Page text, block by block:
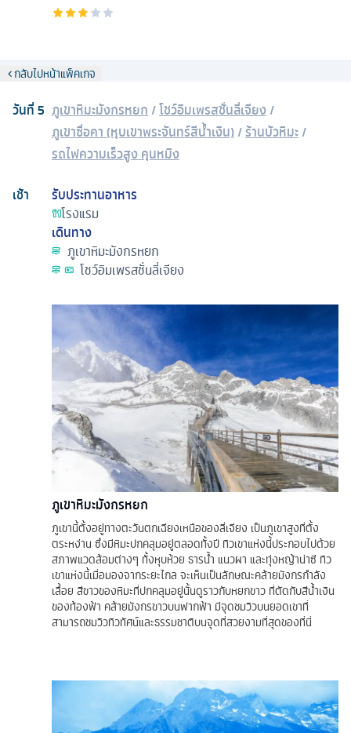
กลับไปหน้าแพ็คเกจ
วันที่5 ภูเขาหิมะมังกรหยก /โชว์อิมเพรสชั่นลี่เจียง/
ภูเขาซื่อคา (หุบเขาพระจันทร์สีน้ำเงิน)/ร้านบัวหิมะ/
รถไฟความเร็วสูง คุนหมิง
เช้า
รับประทานอาหาร
โรงแรม
เดินทาง
ภูเขาหิมะมังกรหยก
โชว์อิมเพรสชั่นลี่เจียง
ภูเขาหิมะมังกรหยก
ภูเขานี้ตั้งอยู่ทางตะวันตกเฉียงเหนือของลี่เจียง เป็นภูเขาสูงที่ตั้ง
ตระหง่าน ซึ่งมีหิมะปกคลุมอยู่ตลอดทั้งปี ทิวเขาแห่งนี้ประกอบไปด้วย
สภาพแวดล้อมต่างๆ ทั้งหุบห้วย ธารน้ำ แนวผา และทุ่งหญ้าน่าซี ทิว
เขาแห่งนี้เมื่อมองจากระยะไกล จะเห็นเป็นลักษณะคล้ายมังกรกำลัง
เลื้อย สีขาวของหิมะที่ปกคลุมอยู่นั้นดูราวกับหยกขาว ที่ตัดกับสีน้ำเงิน
ของท้องฟ้า คล้ายมังกรขาวบนฟากฟ้า มีจุดชมวิวบนยอดเขาที่
สามารถชมวิวทิวทัศน์และธรรมชาติบนจุดที่สวยงามที่สุดของที่นี่